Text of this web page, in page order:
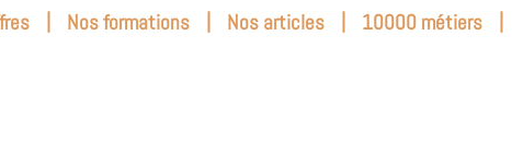
| Nos formations | Nos articles | 10000 métiers |